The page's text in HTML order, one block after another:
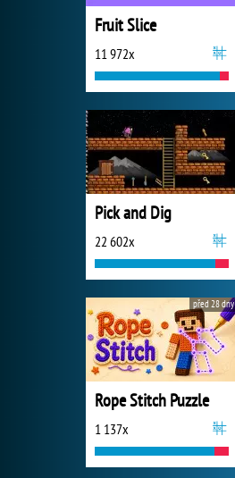
Fruit Slice
11 972x
Pick and Dig
22 602x
Rope Stitch Puzzle
1 137x
před 28 dny